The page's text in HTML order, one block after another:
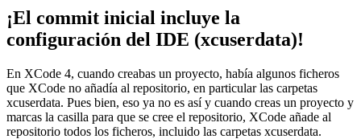
¡El commit inicial incluye la
configuración del IDE (xcuserdata)!
En XCode 4, cuando creabas un proyecto, había algunos ficheros
que XCode no añadía al repositorio, en particular las carpetas
xcuserdata. Pues bien, eso ya no es así y cuando creas un proyecto y
marcas la casilla para que se cree el repositorio, XCode añade al
repositorio todos los ficheros, incluido las carpetas xcuserdata.